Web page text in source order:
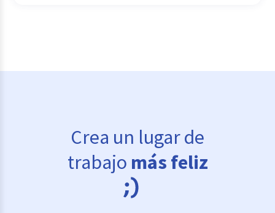
Crea un lugar de
trabajo más feliz